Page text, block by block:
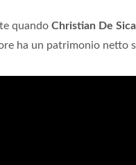
quando Christian De Sica
ha un patrimonio netto